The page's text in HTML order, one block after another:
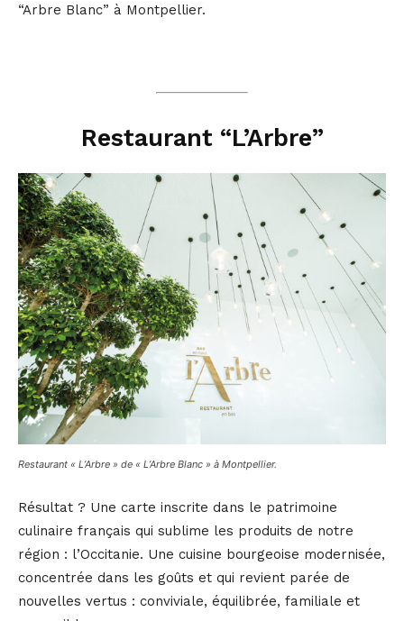
“Arbre Blanc” à Montpellier.
Restaurant “L’Arbre”
Restaurant « L’Arbre » de « L’Arbre Blanc » à Montpellier.
Résultat ? Une carte inscrite dans le patrimoine
culinaire français qui sublime les produits de notre
région : l’Occitanie. Une cuisine bourgeoise modernisée,
concentrée dans les goûts et qui revient parée de
nouvelles vertus : conviviale, équilibrée, familiale et